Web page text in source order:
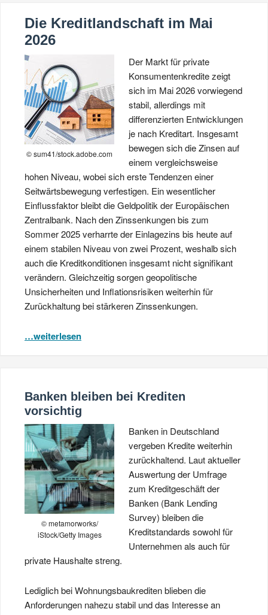
Die Kreditlandschaft im Mai
2026
© sum41/stock.adobe.com
Der Markt für private
Konsumentenkredite zeigt
sich im Mai 2026 vorwiegend
stabil, allerdings mit
differenzierten Entwicklungen
je nach Kreditart. Insgesamt
bewegen sich die Zinsen auf
einem vergleichsweise
hohen Niveau, wobei sich erste Tendenzen einer
Seitwärtsbewegung verfestigen. Ein wesentlicher
Einflussfaktor bleibt die Geldpolitik der Europäischen
Zentralbank. Nach den Zinssenkungen bis zum
Sommer 2025 verharrte der Einlagezins bis heute auf
einem stabilen Niveau von zwei Prozent, weshalb sich
auch die Kreditkonditionen insgesamt nicht signifikant
verändern. Gleichzeitig sorgen geopolitische
Unsicherheiten und Inflationsrisiken weiterhin für
Zurückhaltung bei stärkeren Zinssenkungen.
…weiterlesen
Banken bleiben bei Krediten
vorsichtig
© metamorworks/
iStock/Getty Images
Banken in Deutschland
vergeben Kredite weiterhin
zurückhaltend. Laut aktueller
Auswertung der Umfrage
zum Kreditgeschäft der
Banken (Bank Lending
Survey) bleiben die
Kreditstandards sowohl für
Unternehmen als auch für
private Haushalte streng.
Lediglich bei Wohnungsbaukrediten blieben die
Anforderungen nahezu stabil und das Interesse an